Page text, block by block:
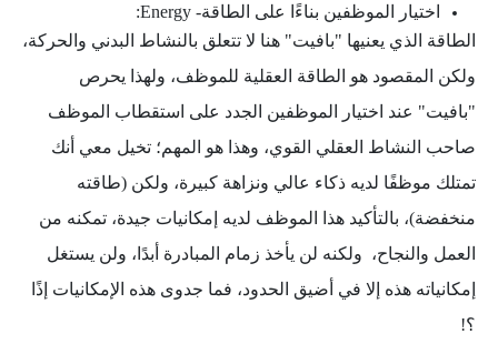
اختيار الموظفين بناءًا على الطاقة- Energy:
الطاقة الذي يعنيها "بافيت" هنا لا تتعلق بالنشاط البدني والحركة،
ولكن المقصود هو الطاقة العقلية للموظف، ولهذا يحرص
"بافيت" عند اختيار الموظفين الجدد على استقطاب الموظف
صاحب النشاط العقلي القوي، وهذا هو المهم؛ تخيل معي أنك
تمتلك موظفًا لديه ذكاء عالي ونزاهة كبيرة، ولكن (طاقته
منخفضة)، بالتأكيد هذا الموظف لديه إمكانيات جيدة، تمكنه من
العمل والنجاح، ولكنه لن يأخذ زمام المبادرة أبدًا، ولن يستغل
إمكانياته هذه إلا في أضيق الحدود، فما جدوى هذه الإمكانيات إذًا
؟!